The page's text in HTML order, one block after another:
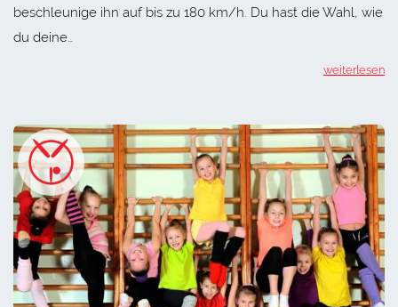
beschleunige ihn auf bis zu 180 km/h. Du hast die Wahl, wie
du deine…
weiterlesen